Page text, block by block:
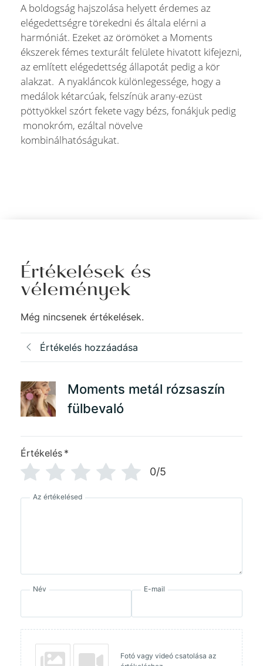
A boldogság hajszolása helyett érdemes az
elégedettségre törekedni és általa elérni a
harmóniát. Ezeket az örömöket a Moments
ékszerek fémes texturált felülete hivatott kifejezni,
az említett elégedettség állapotát pedig a kör
alakzat. A nyakláncok különlegessége, hogy a
medálok kétarcúak, felszínük arany-ezüst
pöttyökkel szórt fekete vagy bézs, fonákjuk pedig
monokróm, ezáltal növelve
kombinálhatóságukat.
Értékelések és
vélemények
Még nincsenek értékelések.
Értékelés hozzáadása
Moments metál rózsaszín
fülbevaló
Értékelés *
0/5
Az értékelésed
Név E-mail
Fotó vagy videó csatolása az